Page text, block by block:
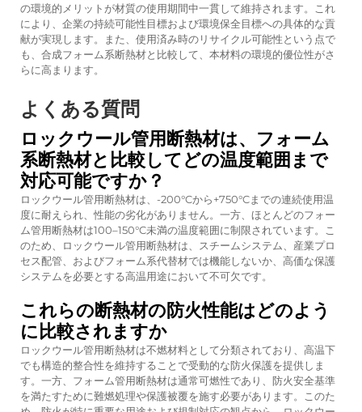
の環境的メリットが材質の使用期間中一貫して維持されます。これ
により、企業の持続可能性目標および環境保全目標への具体的な貢
献が実現します。また、使用済み時のリサイクル可能性という点で
も、合成フォーム系断熱材と比較して、本材料の環境的優位性がさ
らに高まります。
よくある質問
ロックウール管用断熱材は、フォーム
系断熱材と比較してどの温度範囲まで
対応可能ですか？
ロックウール管用断熱材は、-200°Cから+750°Cまでの連続使用温
度に耐えられ、性能の劣化がありません。一方、ほとんどのフォー
ム管用断熱材は100–150°C未満の温度範囲に制限されています。こ
のため、ロックウール管用断熱材は、スチームシステム、産業プロ
セス配管、およびフォーム系代替材では機能しないか、高価な保護
システムを必要とする高温用途において不可欠です。
これらの断熱材の防火性能はどのよう
に比較されますか
ロックウール管用断熱材は不燃材料として分類されており、高温下
でも構造的整合性を維持することで受動的な防火保護を提供しま
す。一方、フォーム管用断熱材は通常可燃性であり、防火安全基準
を満たすために難燃処理や保護被覆を施す必要があります。このた